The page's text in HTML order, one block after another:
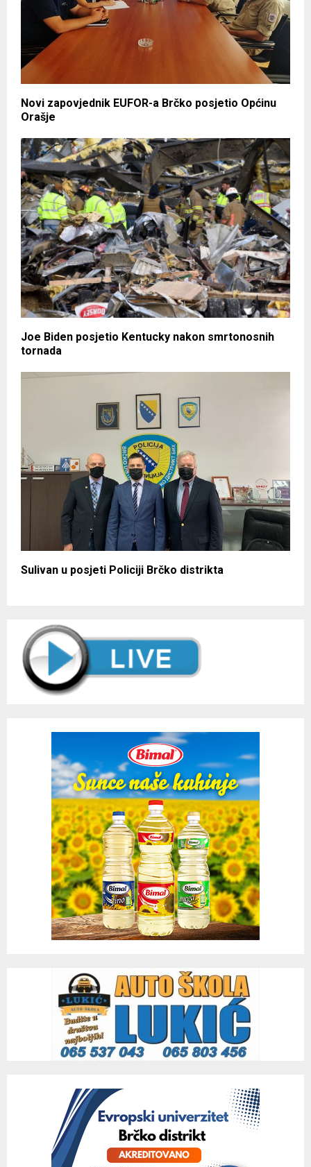
Novi zapovjednik EUFOR-a Brčko posjetio Općinu
Orašje
Joe Biden posjetio Kentucky nakon smrtonosnih
tornada
Sulivan u posjeti Policiji Brčko distrikta